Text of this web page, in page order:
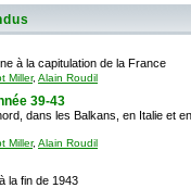
à la capitulation de la France
Miller, Alain Roudil
39-43
dans les Balkans, en Italie et
Miller, Alain Roudil
la fin de 1943